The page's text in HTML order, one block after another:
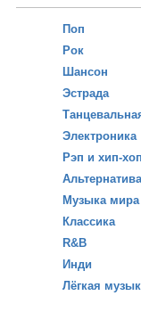
Поп
Рок
Шансон
Эстрада
Электроника
Рэп и хип-хоп
Альтернатива
Музыка мира
Классика
R&B
Инди
Лёгкая